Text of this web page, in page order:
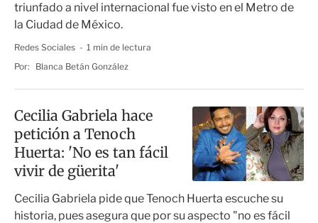
triunfado a nivel internacional fue visto en el Metro de
la Ciudad de México.
Redes Sociales
1 min de lectura
Por:
Blanca Betán González
Cecilia Gabriela hace
petición a Tenoch
Huerta: 'No es tan fácil
vivir de güerita'
Cecilia Gabriela pide que Tenoch Huerta escuche su
historia, pues asegura que por su aspecto "no es fácil